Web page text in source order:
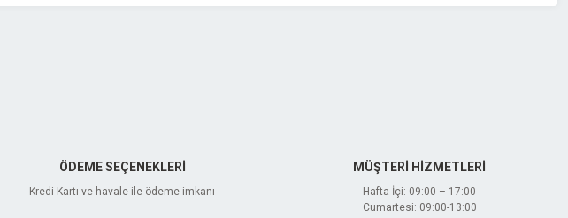
ÖDEME SEÇENEKLERİ
Kredi Kartı ve havale ile ödeme imkanı
MÜŞTERİ HİZMETLERİ
Hafta İçi: 09:00 – 17:00
Cumartesi: 09:00-13:00